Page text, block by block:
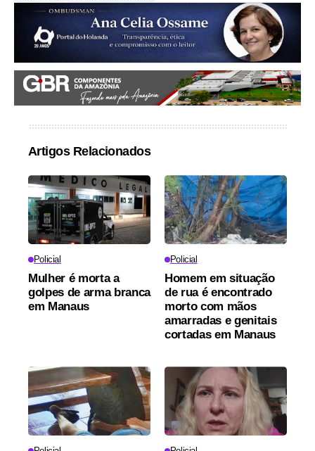
Artigos Relacionados
Policial
Mulher é morta a
golpes de arma branca
em Manaus
Policial
Homem em situação
de rua é encontrado
morto com mãos
amarradas e genitais
cortadas em Manaus